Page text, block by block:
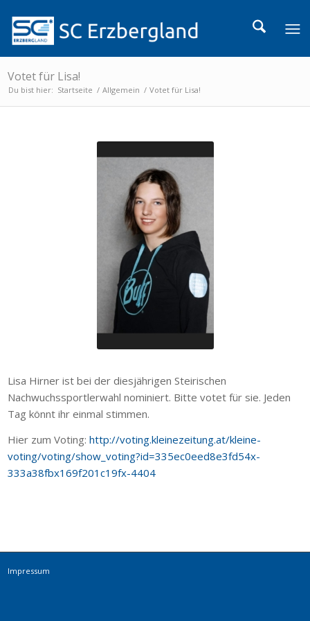
Votet für Lisa!
Du bist hier: Startseite / Allgemein / Votet für Lisa!
Lisa Hirner ist bei der diesjährigen Steirischen
Nachwuchssportlerwahl nominiert. Bitte votet für sie. Jeden
Tag könnt ihr einmal stimmen.
Hier zum Voting:http://voting.kleinezeitung.at/kleine-
voting/voting/show_voting?id=335ec0eed8e3fd54x-
333a38fbx169f201c19fx-4404
Impressum